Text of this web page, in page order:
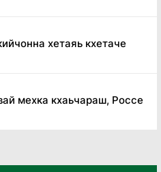
хетаяь кхетаче
мехка кхаьчараш, Россе